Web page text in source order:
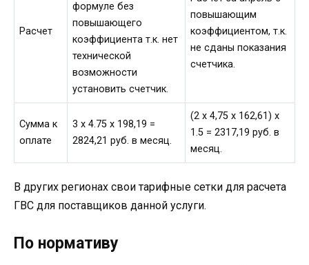
Расчет
формуле без
повышающего
коэффициента т.к. нет
технической
возможности
установить счетчик.
повышающим
коэффициентом, т.к.
не сданы показания
счетчика.
Сумма к
оплате
3 х 4.75 х 198,19 =
2824,21 руб. в месяц.
(2 х 4,75 х 162,61) х
1.5 = 2317,19 руб. в
месяц.
В других регионах свои тарифные сетки для расчета
ГВС для поставщиков данной услуги.
По нормативу